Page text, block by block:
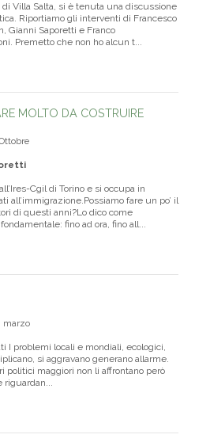
di Villa Salta, si è tenuta una discussione
Riportiamo gli interventi di Francesco
Gianni Saporetti e Franco
Premetto che non ho alcun t...
MOLTO DA COSTRUIRE
Cgil di Torino e si occupa in
all’immigrazione.Possiamo fare un po’ il
di questi anni?Lo dico come
fino ad ora, fino all...
marzo
I problemi locali e mondiali, ecologici,
si aggravano generano allarme.
politici maggiori non li affrontano però
riguardan...